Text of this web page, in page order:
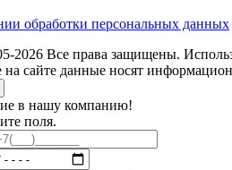
обработки персональных данных
2026 Все права защищены.
на сайте данные носят
в нашу компанию!
поля.